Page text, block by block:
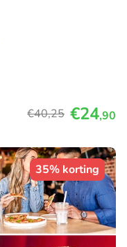
€40,25 €24,90
35% korting